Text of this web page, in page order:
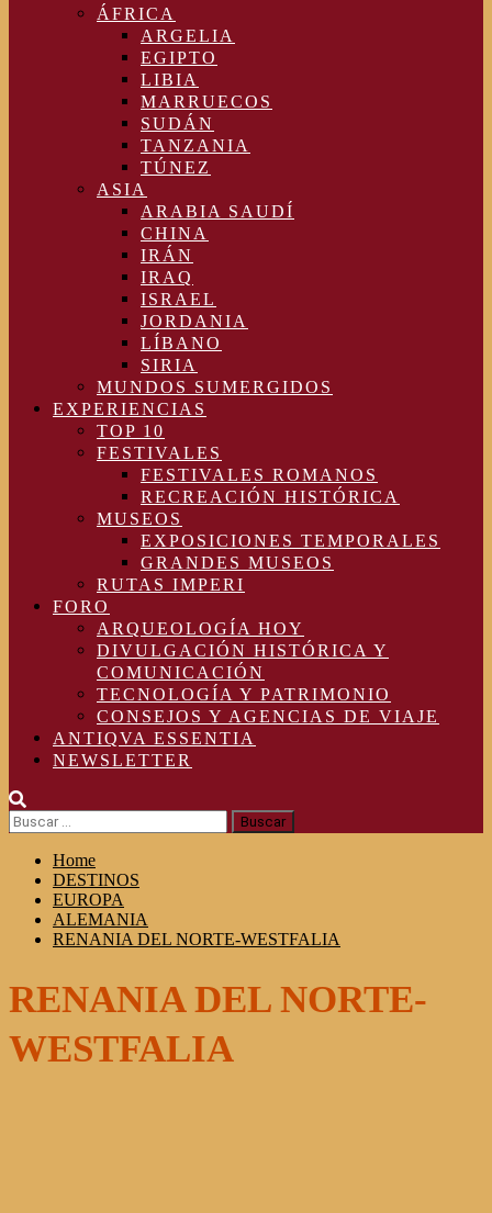
ÁFRICA
ARGELIA
EGIPTO
LIBIA
MARRUECOS
SUDÁN
TANZANIA
TÚNEZ
ASIA
ARABIA SAUDÍ
CHINA
IRÁN
IRAQ
ISRAEL
JORDANIA
LÍBANO
SIRIA
MUNDOS SUMERGIDOS
EXPERIENCIAS
TOP 10
FESTIVALES
FESTIVALES ROMANOS
RECREACIÓN HISTÓRICA
MUSEOS
EXPOSICIONES TEMPORALES
GRANDES MUSEOS
RUTAS IMPERI
FORO
ARQUEOLOGÍA HOY
DIVULGACIÓN HISTÓRICA Y
COMUNICACIÓN
TECNOLOGÍA Y PATRIMONIO
CONSEJOS Y AGENCIAS DE VIAJE
ANTIQVA ESSENTIA
NEWSLETTER
Buscar:
Home
DESTINOS
EUROPA
ALEMANIA
RENANIA DEL NORTE-WESTFALIA
RENANIA DEL NORTE-
WESTFALIA